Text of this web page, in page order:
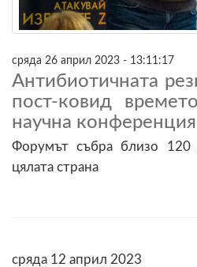
сряда 26 април 2023 - 13:11:17
Антибиотичната
пост-ковид
научна
Форумът събра близо 120
цялата страна
сряда 12 април 2023